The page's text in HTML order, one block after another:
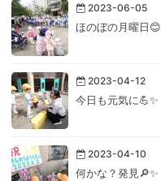
2023-06-05
ほのぼの月曜日😊
2023-04-12
今日も元気に💪✨
2023-04-10
何かな？発見🔎✨